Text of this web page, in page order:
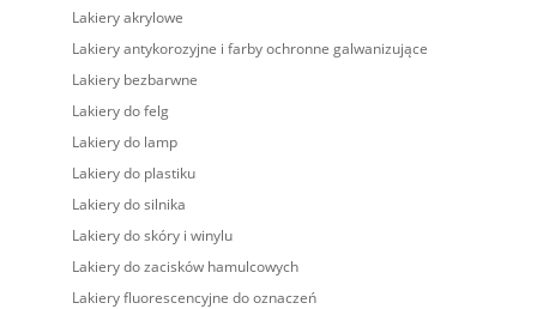
Lakiery akrylowe
Lakiery antykorozyjne i farby ochronne galwanizujące
Lakiery bezbarwne
Lakiery do felg
Lakiery do lamp
Lakiery do plastiku
Lakiery do silnika
Lakiery do skóry i winylu
Lakiery do zacisków hamulcowych
Lakiery fluorescencyjne do oznaczeń